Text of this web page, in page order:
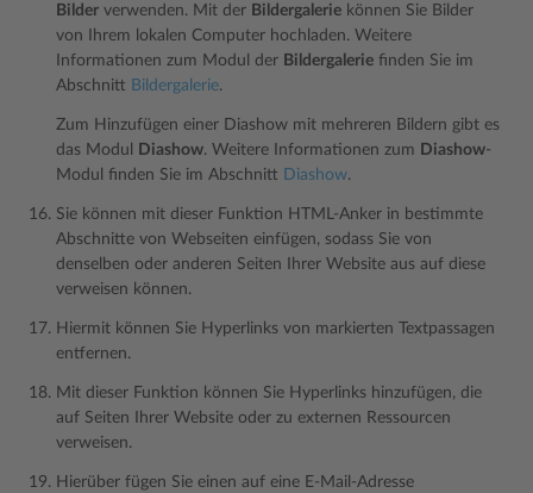
Bilder verwenden. Mit der Bildergalerie können Sie Bilder
von Ihrem lokalen Computer hochladen. Weitere
Informationen zum Modul der Bildergalerie finden Sie im
Abschnitt Bildergalerie.
Zum Hinzufügen einer Diashow mit mehreren Bildern gibt es
das Modul
Diashow. Weitere Informationen zum Diashow-
Modul finden Sie im Abschnitt Diashow.
Sie können mit dieser Funktion HTML-Anker in bestimmte
Abschnitte von Webseiten einfügen, sodass Sie von
denselben oder anderen Seiten Ihrer Website aus auf diese
verweisen können.
Hiermit können Sie Hyperlinks von markierten Textpassagen
entfernen.
Mit dieser Funktion können Sie Hyperlinks hinzufügen, die
auf Seiten Ihrer Website oder zu externen Ressourcen
verweisen.
Hierüber fügen Sie einen auf eine E-Mail-Adresse